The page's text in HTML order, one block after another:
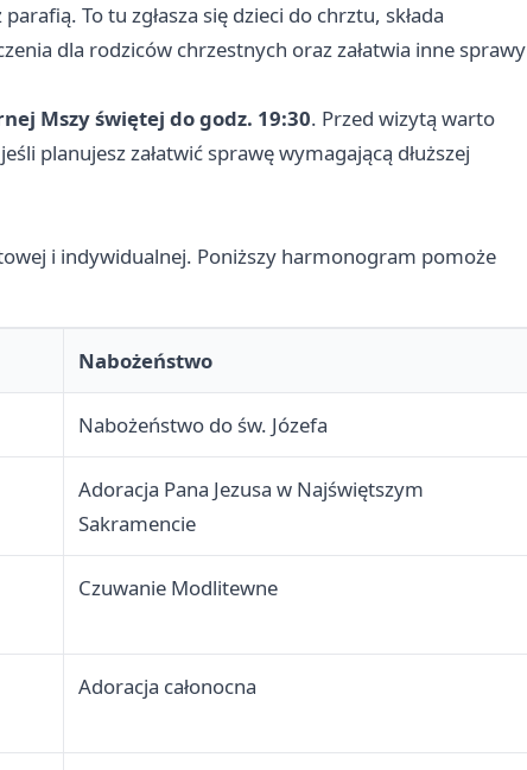
To tu zgłasza się dzieci do chrztu, składa
dla rodziców chrzestnych oraz załatwia inne sprawy
Mszy świętej do godz. 19:30. Przed wizytą warto
planujesz załatwić sprawę wymagającą dłuższej
i indywidualnej. Poniższy harmonogram pomoże
Nabożeństwo
Nabożeństwo do św. Józefa
Adoracja Pana Jezusa w Najświętszym
Sakramencie
Czuwanie Modlitewne
Adoracja całonocna